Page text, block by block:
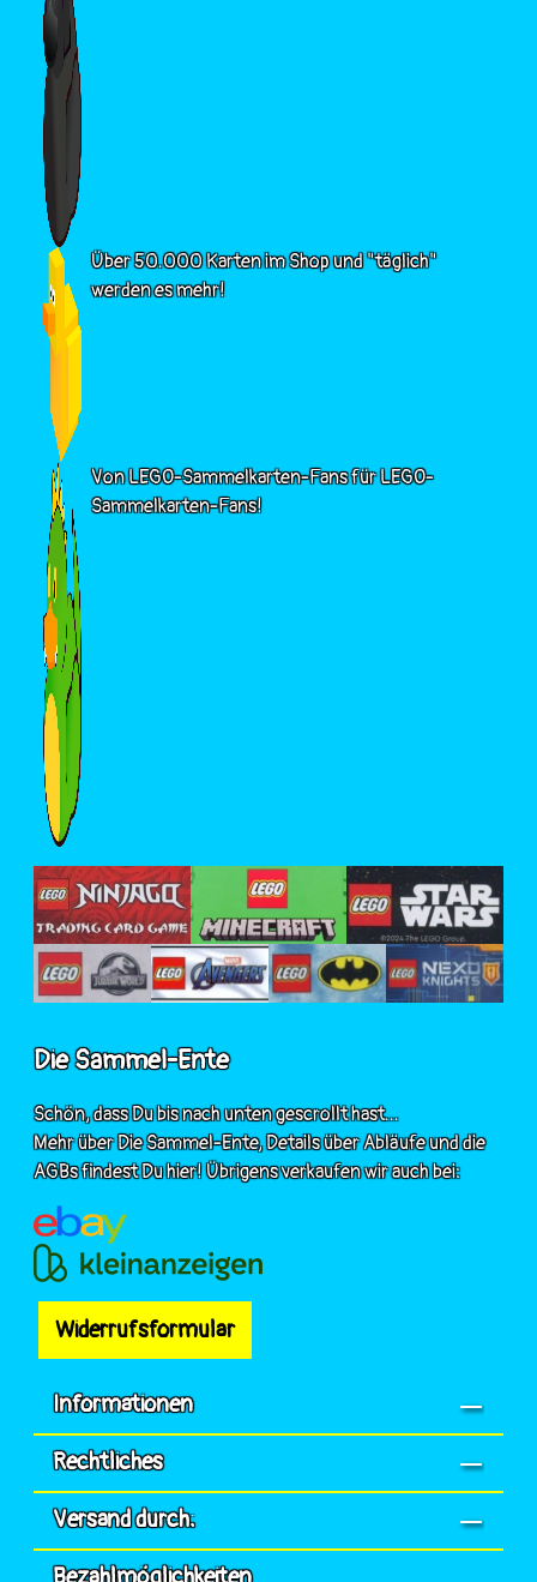
Über 50.000 Karten im Shop und "täglich"
werden es mehr!
Von LEGO-Sammelkarten-Fans für LEGO-
Sammelkarten-Fans!
Die Sammel-Ente
Schön, dass Du bis nach unten gescrollt hast...
Mehr über Die Sammel-Ente, Details über Abläufe und die
AGBs findest Du hier! Übrigens verkaufen wir auch bei:
Widerrufsformular
Informationen
Rechtliches
Versand durch: